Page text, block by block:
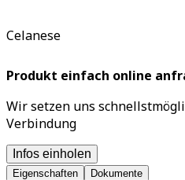
Celanese
Produkt einfach online
Wir setzen uns
Verbindung
Infos einholen
Eigenschaften Dokumente